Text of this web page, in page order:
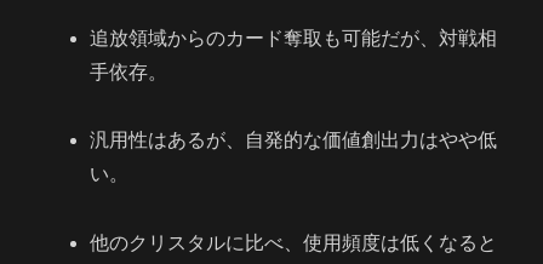
追放領域からのカード奪取も可能だが、対戦相
手依存。
汎用性はあるが、自発的な価値創出力はやや低
い。
他のクリスタルに比べ、使用頻度は低くなると